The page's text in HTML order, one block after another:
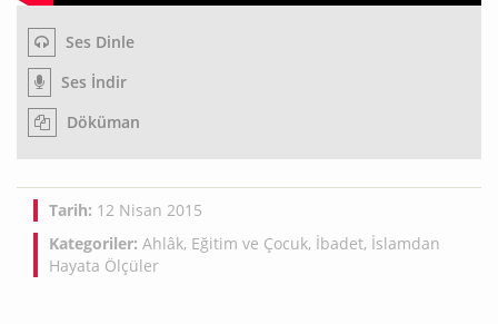
Ses Dinle
Ses İndir
Döküman
Tarih: 12 Nisan 2015
Kategoriler: Ahlâk, Eğitim ve Çocuk, İbadet, İslamdan
Hayata Ölçüler